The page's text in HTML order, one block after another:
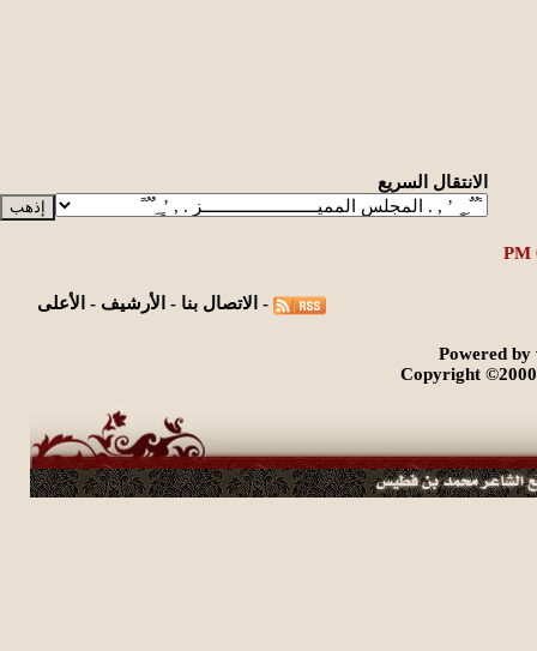
الانتقال السريع
- الاتصال بنا - الأرشيف - الأعلى
Powered
Copyright